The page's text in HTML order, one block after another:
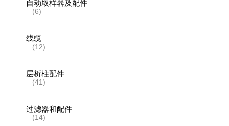
自动取样器及配件
(6)
线缆
(12)
层析柱配件
(41)
过滤器和配件
(14)